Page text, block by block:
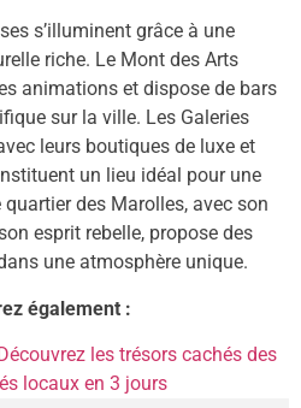
s’illuminent grâce à une
riche. Le Mont des Arts
animations et dispose de bars
sur la ville. Les Galeries
leurs boutiques de luxe et
un lieu idéal pour une
des Marolles, avec son
esprit rebelle, propose des
une atmosphère unique.
également :
les trésors cachés des
locaux en 3 jours